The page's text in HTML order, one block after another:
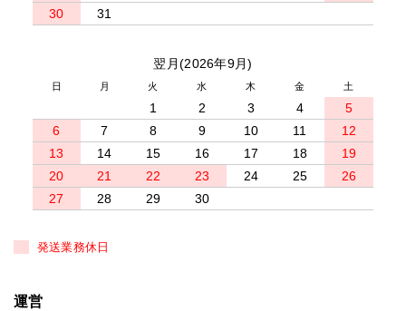
30
31
翌月(2026年9月)
日 月 火 水 木 金 土
1 2 3 4
5
6
7 8 9 10 11
12
13
14 15 16 17 18
19
20
21 22 23 24 25
26
27
28 29 30
発送業務休日
運営